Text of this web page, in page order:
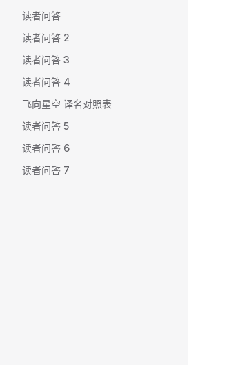
读者问答
读者问答 2
读者问答 3
读者问答 4
飞向星空 译名对照表
读者问答 5
读者问答 6
读者问答 7